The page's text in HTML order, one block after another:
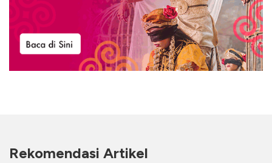
Rekomendasi Artikel